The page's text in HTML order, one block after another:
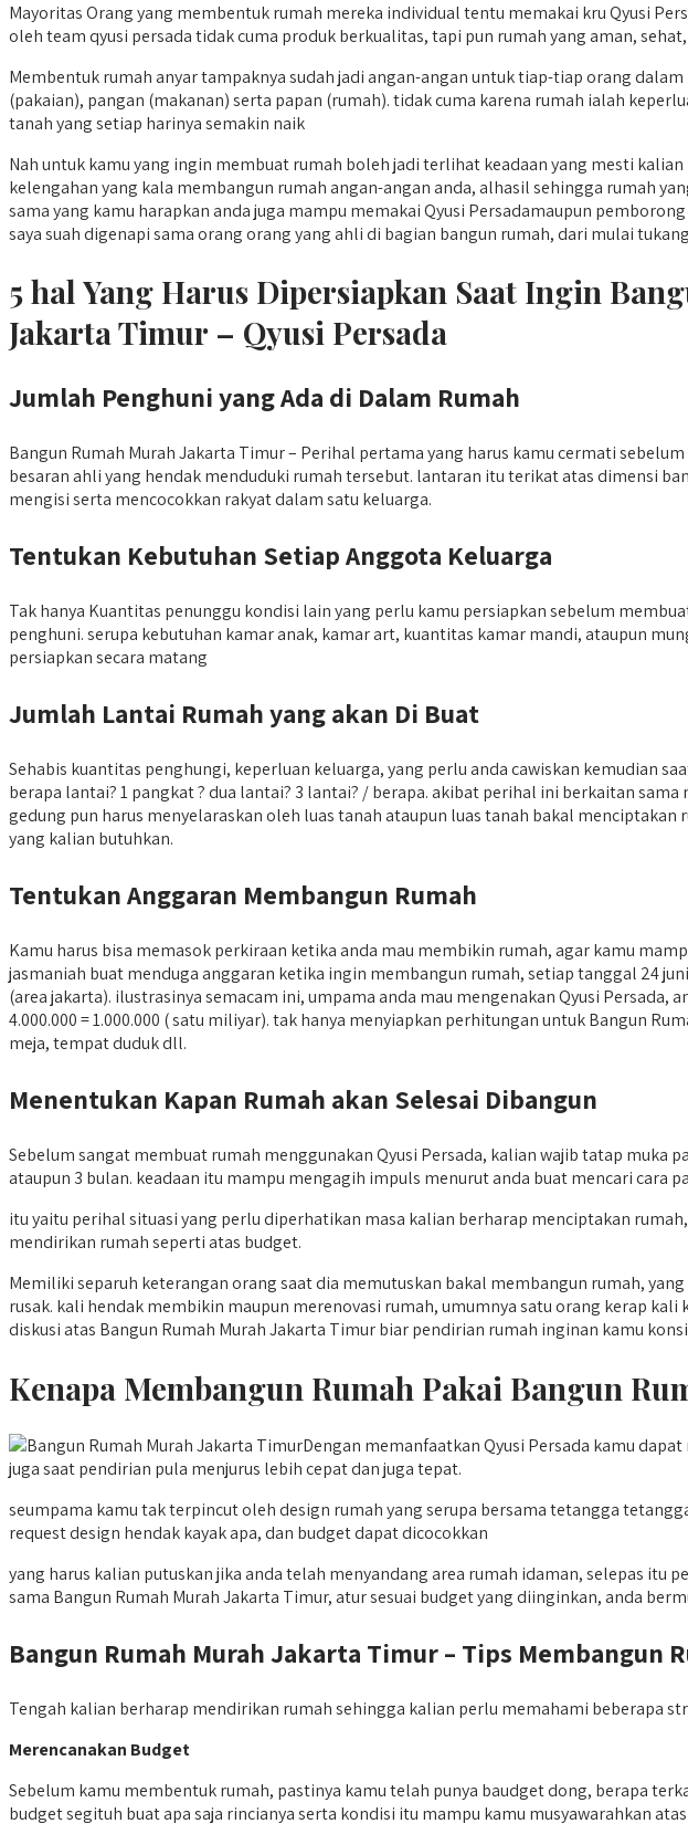
Mayoritas Orang yang membentuk rumah mereka individual tentu memakai kru Qyusi
oleh team qyusi persada tidak cuma produk berkualitas, tapi pun rumah yang aman,
Membentuk rumah anyar tampaknya sudah jadi angan-angan untuk tiap-tiap orang
(pakaian), pangan (makanan) serta papan (rumah). tidak cuma karena rumah ialah
tanah yang setiap harinya semakin naik
Nah untuk kamu yang ingin membuat rumah boleh jadi terlihat keadaan yang mesti
kelengahan yang kala membangun rumah angan-angan anda, alhasil sehingga rumah
sama yang kamu harapkan anda juga mampu memakai Qyusi Persadamaupun
saya suah digenapi sama orang orang yang ahli di bagian bangun rumah, dari mulai
5 hal Yang Harus Dipersiapkan Saat Ingin
Jakarta Timur – Qyusi Persada
Jumlah Penghuni yang Ada di Dalam Rumah
Bangun Rumah Murah Jakarta Timur – Perihal pertama yang harus kamu cermati
besaran ahli yang hendak menduduki rumah tersebut. lantaran itu terikat atas dimensi
mengisi serta mencocokkan rakyat dalam satu keluarga.
Tentukan Kebutuhan Setiap Anggota Keluarga
Tak hanya Kuantitas penunggu kondisi lain yang perlu kamu persiapkan sebelum
penghuni. serupa kebutuhan kamar anak, kamar art, kuantitas kamar mandi, ataupun
persiapkan secara matang
Jumlah Lantai Rumah yang akan Di Buat
Sehabis kuantitas penghungi, keperluan keluarga, yang perlu anda cawiskan kemudian
berapa lantai? 1 pangkat ? dua lantai? 3 lantai? / berapa. akibat perihal ini berkaitan
gedung pun harus menyelaraskan oleh luas tanah ataupun luas tanah bakal
yang kalian butuhkan.
Tentukan Anggaran Membangun Rumah
Kamu harus bisa memasok perkiraan ketika anda mau membikin rumah, agar kamu
jasmaniah buat menduga anggaran ketika ingin membangun rumah, setiap tanggal 24
(area jakarta). ilustrasinya semacam ini, umpama anda mau mengenakan Qyusi Persada,
4.000.000 = 1.000.000 ( satu miliyar). tak hanya menyiapkan perhitungan untuk Bangun
meja, tempat duduk dll.
Menentukan Kapan Rumah akan Selesai Dibangun
Sebelum sangat membuat rumah menggunakan Qyusi Persada, kalian wajib tatap muka
ataupun 3 bulan. keadaan itu mampu mengagih impuls menurut anda buat mencari
itu yaitu perihal situasi yang perlu diperhatikan masa kalian berharap menciptakan
mendirikan rumah seperti atas budget.
Memiliki separuh keterangan orang saat dia memutuskan bakal membangun rumah,
rusak. kali hendak membikin maupun merenovasi rumah, umumnya satu orang kerap
diskusi atas Bangun Rumah Murah Jakarta Timur biar pendirian rumah inginan kamu
Kenapa Membangun Rumah Pakai Bangun
Dengan memanfaatkan Qyusi Persada kamu
juga saat pendirian pula menjurus lebih cepat dan juga tepat.
seumpama kamu tak terpincut oleh design rumah yang serupa bersama tetangga
request design hendak kayak apa, dan budget dapat dicocokkan
yang harus kalian putuskan jika anda telah menyandang area rumah idaman, selepas
sama Bangun Rumah Murah Jakarta Timur, atur sesuai budget yang diinginkan, anda
Bangun Rumah Murah Jakarta Timur – Tips Membangun
Tengah kalian berharap mendirikan rumah sehingga kalian perlu memahami beberapa
Merencanakan Budget
Sebelum kamu membentuk rumah, pastinya kamu telah punya baudget dong, berapa
budget segituh buat apa saja rincianya serta kondisi itu mampu kamu musyawarahkan